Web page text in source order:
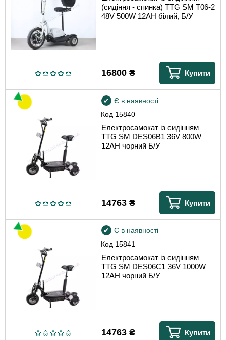
(сидіння - спинка) TTG SM T06-2
48V 500W 12AH білий, Б/У
16800₴ Купити
Код 15840
Є в наявності
Електросамокат із сидінням
TTG SM DES06B1 36V 800W
12AH чорний Б/У
14763₴ Купити
Код 15841
Є в наявності
Електросамокат із сидінням
TTG SM DES06C1 36V 1000W
12AH чорний Б/У
14763₴ Купити